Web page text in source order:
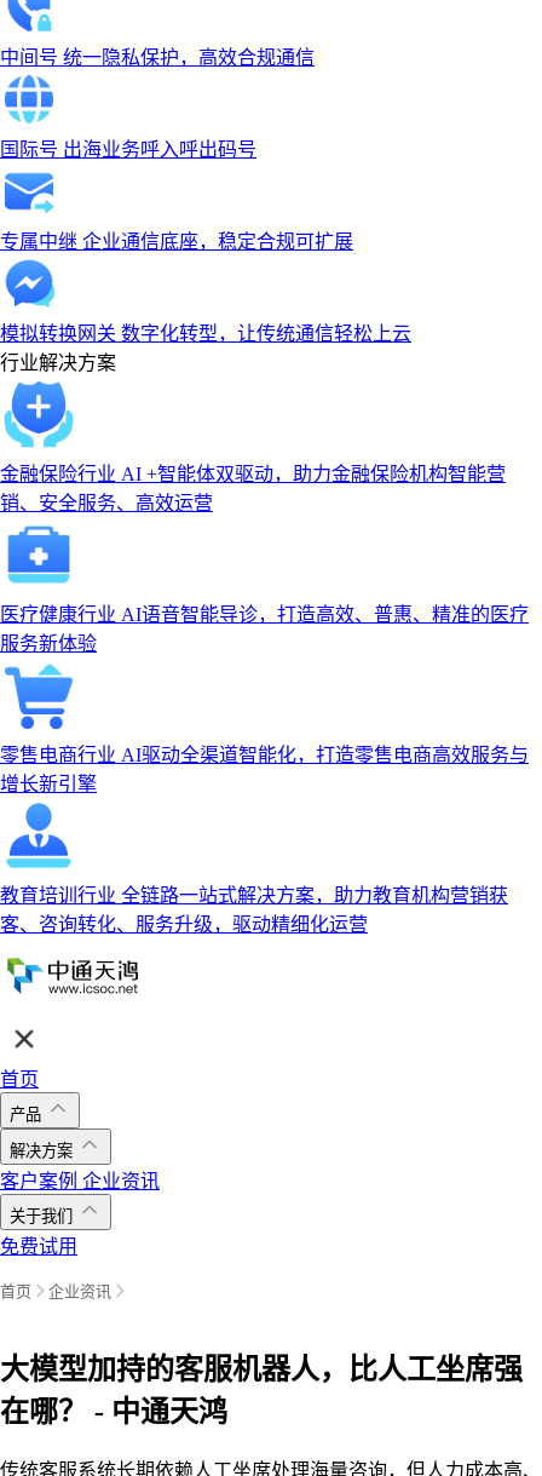
中间号 统一隐私保护，高效合规通信
国际号 出海业务呼入呼出码号
专属中继 企业通信底座，稳定合规可扩展
模拟转换网关 数字化转型，让传统通信轻松上云
行业解决方案
金融保险行业 AI +智能体双驱动，助力金融保险机构智能营
销、安全服务、高效运营
医疗健康行业 AI语音智能导诊，打造高效、普惠、精准的医疗
服务新体验
零售电商行业 AI驱动全渠道智能化，打造零售电商高效服务与
增长新引擎
教育培训行业 全链路一站式解决方案，助力教育机构营销获
客、咨询转化、服务升级，驱动精细化运营
首页
产品
解决方案
客户案例 企业资讯
关于我们
免费试用
首页 企业资讯
大模型加持的客服机器人，比人工坐席强
在哪？ - 中通天鸿
传统客服系统长期依赖人工坐席处理海量咨询，但人力成本高、